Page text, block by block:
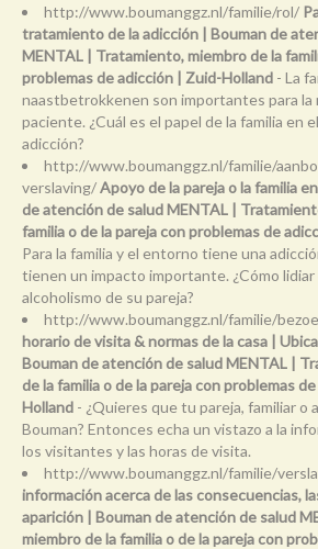
http://www.boumanggz.nl/familie/rol/
tratamiento de la adicción | Bouman de
MENTAL | Tratamiento, miembro de la
problemas de adicción | Zuid-Holland - La
naastbetrokkenen son importantes para la
paciente. ¿Cuál es el papel de la familia en
adicción?
http://www.boumanggz.nl/familie/
verslaving/Apoyo de la pareja o la familia
de atención de salud MENTAL |
familia o de la pareja con problemas de
Para la familia y el entorno tiene una
tienen un impacto importante. ¿Cómo
alcoholismo de su pareja?
http://www.boumanggz.nl/familie/
horario de visita & normas de la casa |
Bouman de atención de salud MENTAL |
de la familia o de la pareja con problemas
Holland - ¿Quieres que tu pareja, familiar o
Bouman? Entonces echa un vistazo a la
los visitantes y las horas de visita.
http://www.boumanggz.nl/familie/
información acerca de las consecuencias,
aparición | Bouman de atención de salud
miembro de la familia o de la pareja con